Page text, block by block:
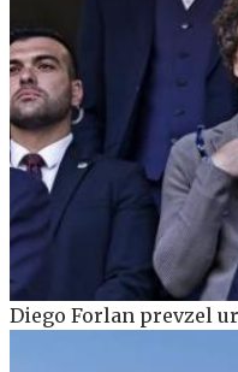
Diego Forlan prevzel